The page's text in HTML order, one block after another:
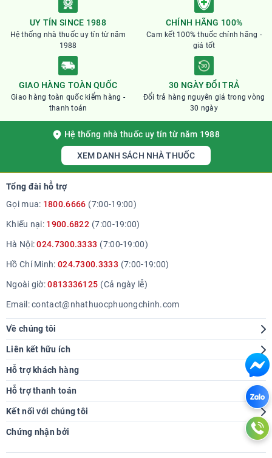
UY TÍN SINCE 1988
Hệ thống nhà thuốc uy tín từ năm
1988
CHÍNH HÃNG 100%
Cam kết 100% thuốc chính hãng -
giá tốt
GIAO HÀNG TOÀN QUỐC
Giao hàng toàn quốc kiểm hàng -
thanh toán
30 NGÀY ĐỔI TRẢ
Đổi trả hàng nguyên giá trong vòng
30 ngày
Hệ thống nhà thuốc uy tín từ năm 1988
XEM DANH SÁCH NHÀ THUỐC
Tổng đài hỗ trợ
Gọi mua: 1800.6666 (7:00-19:00)
Khiếu nại: 1900.6822 (7:00-19:00)
Hà Nội:024.7300.3333 (7:00-19:00)
Hồ Chí Minh: 024.7300.3333 (7:00-19:00)
Ngoài giờ:0813336125 (Cả ngày lễ)
Email:contact@nhathuocphuongchinh.com
Về chúng tôi
Giới thiệu
Hệ thống cửa hàng
Báo chí nói về chúng tôi
Thông tin tuyển dụng
Liên hệ hợp tác
Liên kết hữu ích
Tra cứu bệnh
Góc sức khoẻ
Hỗ trợ khách hàng
Hướng dẫn mua hàng
Chính sách giao hàng
Chính sách thanh toán
Chính sách tích điểm
Chính sách bảo hành đổi trả
Hỗ trợ thanh toán
Kết nối với chúng tôi
Chứng nhận bởi